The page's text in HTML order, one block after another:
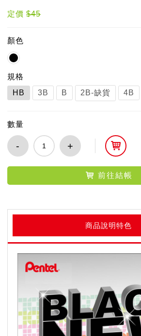
定價 $45
顏色
規格
HB
3B B 2B-缺貨 4B
數量
- +
前往結帳
商品說明特色